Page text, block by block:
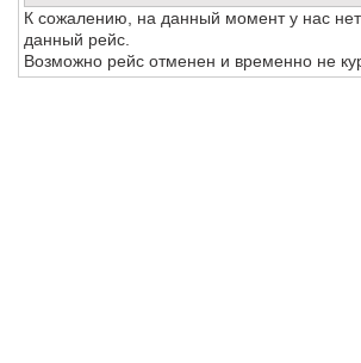
К сожалению, на данный момент у нас
данный рейс.
Возможно рейс отменен и временно не